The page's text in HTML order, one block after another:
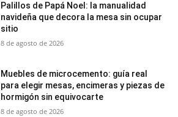
Palillos de Papá Noel: la manualidad
navideña que decora la mesa sin ocupar
sitio
8 de agosto de 2026
Muebles de microcemento: guía real
para elegir mesas, encimeras y piezas de
hormigón sin equivocarte
8 de agosto de 2026